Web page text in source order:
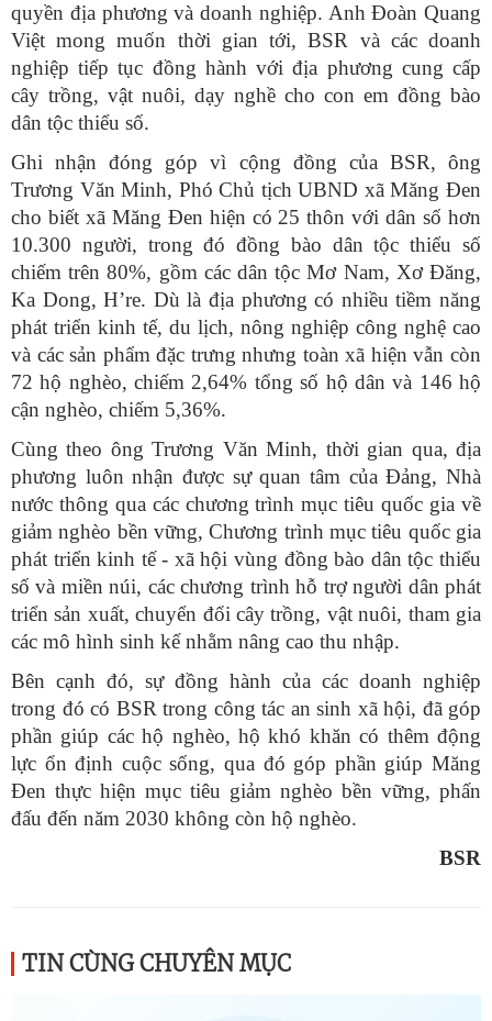
quyền địa phương và doanh nghiệp. Anh Đoàn Quang
Việt mong muốn thời gian tới, BSR và các doanh
nghiệp tiếp tục đồng hành với địa phương cung cấp
cây trồng, vật nuôi, dạy nghề cho con em đồng bào
dân tộc thiểu số.
Ghi nhận đóng góp vì cộng đồng của BSR, ông
Trương Văn Minh, Phó Chủ tịch UBND xã Măng Đen
cho biết xã Măng Đen hiện có 25 thôn với dân số hơn
10.300 người, trong đó đồng bào dân tộc thiểu số
chiếm trên 80%, gồm các dân tộc Mơ Nam, Xơ Đăng,
Ka Dong, H’re. Dù là địa phương có nhiều tiềm năng
phát triển kinh tế, du lịch, nông nghiệp công nghệ cao
và các sản phẩm đặc trưng nhưng toàn xã hiện vẫn còn
72 hộ nghèo, chiếm 2,64% tổng số hộ dân và 146 hộ
cận nghèo, chiếm 5,36%.
Cùng theo ông Trương Văn Minh, thời gian qua, địa
phương luôn nhận được sự quan tâm của Đảng, Nhà
nước thông qua các chương trình mục tiêu quốc gia về
giảm nghèo bền vững, Chương trình mục tiêu quốc gia
phát triển kinh tế - xã hội vùng đồng bào dân tộc thiểu
số và miền núi, các chương trình hỗ trợ người dân phát
triển sản xuất, chuyển đổi cây trồng, vật nuôi, tham gia
các mô hình sinh kế nhằm nâng cao thu nhập.
Bên cạnh đó, sự đồng hành của các doanh nghiệp
trong đó có BSR trong công tác an sinh xã hội, đã góp
phần giúp các hộ nghèo, hộ khó khăn có thêm động
lực ổn định cuộc sống, qua đó góp phần giúp Măng
Đen thực hiện mục tiêu giảm nghèo bền vững, phấn
đấu đến năm 2030 không còn hộ nghèo.
BSR
TIN CÙNG CHUYÊN MỤC